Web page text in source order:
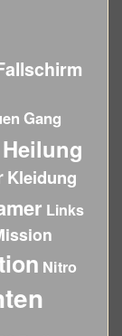
Gang
Heilung
Kleidung
Links
Nitro